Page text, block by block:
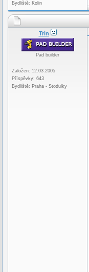
Bydliště: Kolin
Trin
Pad builder
Založen: 12.03.2005
Příspěvky: 643
Bydliště: Praha - Stodulky